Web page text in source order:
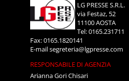
LG PRESSE S.R.L.
via Festaz, 52
11100 AOSTA
Tel: 0165.231711
Fax: 0165.1820141
E-mailsegreteria@lgpresse.com
RESPONSABILE DI AGENZIA
Arianna Gori Chisari